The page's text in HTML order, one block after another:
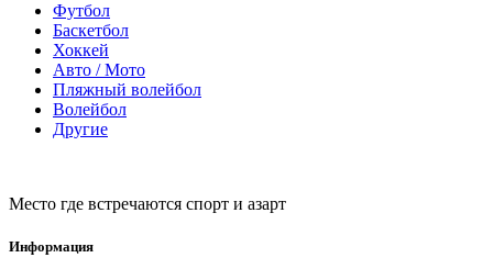
Футбол
Баскетбол
Хоккей
Авто / Мото
Пляжный волейбол
Волейбол
Другие
Место где встречаются спорт и азарт
Информация